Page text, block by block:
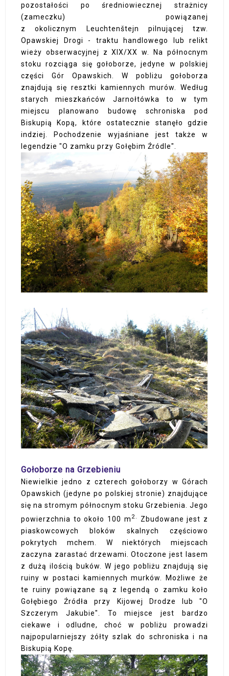
pozostałości po średniowiecznej strażnicy
(zameczku) powiązanej
z okolicznym Leuchtenštejn pilnującej tzw.
Opawskiej Drogi - traktu handlowego lub relikt
wieży obserwacyjnej z XIX/XX w. Na północnym
stoku rozciąga się gołoborze, jedyne w polskiej
części Gór Opawskich. W pobliżu gołoborza
znajdują się resztki kamiennych murów. Według
starych mieszkańców Jarnołtówka to w tym
miejscu planowano budowę schroniska pod
Biskupią Kopą, które ostatecznie stanęło gdzie
indziej. Pochodzenie wyjaśniane jest także w
legendzie "O zamku przy Gołębim Źródle".
Gołoborze na Grzebieniu
Niewielkie jedno z czterech gołoborzy w Górach
Opawskich (jedyne po polskiej stronie) znajdujące
się na stromym północnym stoku Grzebienia. Jego
powierzchnia to około 100 m 2.
Zbudowane jest z
piaskowcowych bloków skalnych częściowo
pokrytych mchem. W niektórych miejscach
zaczyna zarastać drzewami. Otoczone jest lasem
z dużą ilością buków. W jego pobliżu znajdują się
ruiny w postaci kamiennych murków. Możliwe że
te ruiny powiązane są z legendą o zamku koło
Gołębiego Źródła przy Kijowej Drodze lub "O
Szczerym Jakubie". To miejsce jest bardzo
ciekawe i odludne, choć w pobliżu prowadzi
najpopularniejszy żółty szlak do schroniska i na
Biskupią Kopę.